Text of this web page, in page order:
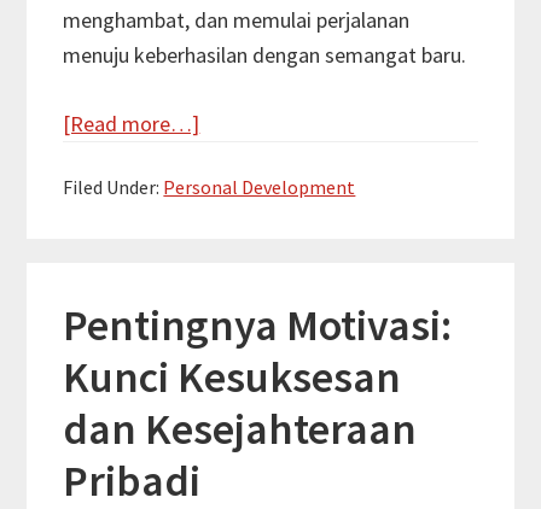
menghambat, dan memulai perjalanan
menuju keberhasilan dengan semangat baru.
[Read more…]
Mencari
untuk
Menginspirasi
Diri
Sendiri
Filed Under: Personal Development
Pentingnya Motivasi:
Kunci Kesuksesan
dan Kesejahteraan
Pribadi